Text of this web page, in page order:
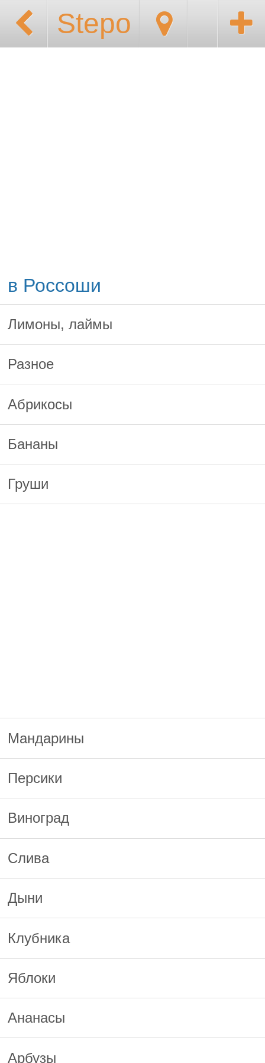
Stepo
в Россоши
Лимоны, лаймы
Разное
Абрикосы
Бананы
Груши
Мандарины
Персики
Виноград
Слива
Дыни
Клубника
Яблоки
Ананасы
Арбузы